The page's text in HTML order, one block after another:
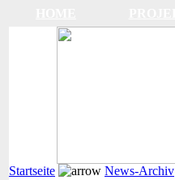
Startseite News-Archiv